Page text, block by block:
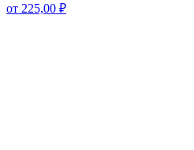
от 225,00 ₽